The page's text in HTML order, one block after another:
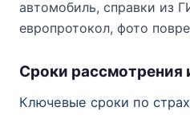
автомобиль, справки из
европротокол, фото
Сроки рассмотрения
Ключевые сроки по